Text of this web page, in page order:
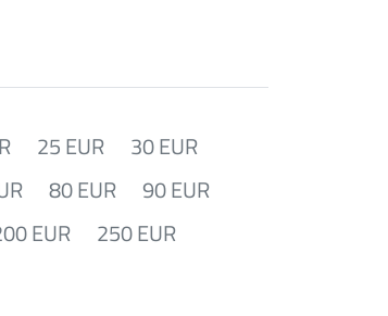
25 EUR
30 EUR
80 EUR
90 EUR
EUR
250 EUR